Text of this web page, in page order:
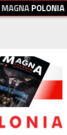
MAGNAPOLONIA